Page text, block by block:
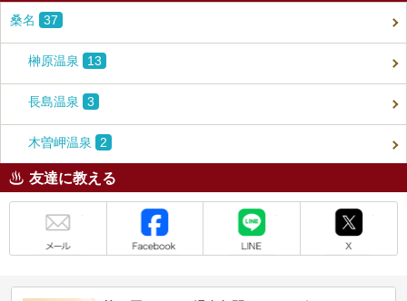
桑名 37
榊原温泉 13
長島温泉 3
木曽岬温泉 2
友達に教える